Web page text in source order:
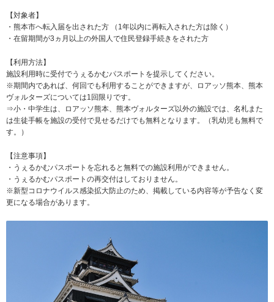
【対象者】
・熊本市へ転入届を出された方 （1年以内に再転入された方は除く）
・在留期間が3ヵ月以上の外国人で住民登録手続きをされた方
【利用方法】
施設利用時に受付でうぇるかむパスポートを提示してください。
※期間内であれば、何回でも利用することができますが、ロアッソ熊本、熊本
ヴォルターズについては1回限りです。
⇒小・中学生は、ロアッソ熊本、熊本ヴォルターズ以外の施設では、名札また
は生徒手帳を施設の受付で見せるだけでも無料となります。（乳幼児も無料で
す。）
【注意事項】
・うぇるかむパスポートを忘れると無料での施設利用ができません。
・うぇるかむパスポートの再交付はしておりません。
※新型コロナウイルス感染拡大防止のため、掲載している内容等が予告なく変
更になる場合があります。